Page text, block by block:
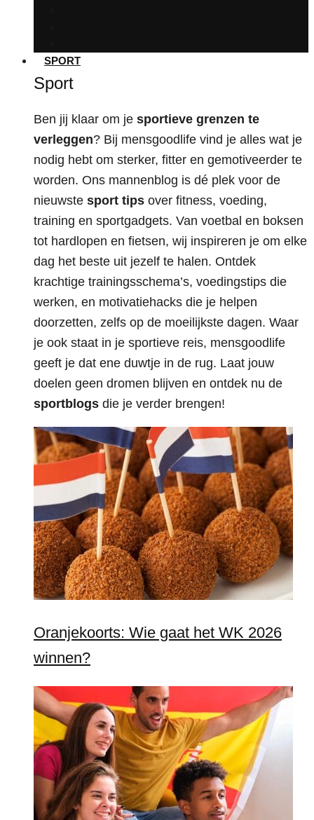
SPORT
Sport
Ben jij klaar om je sportieve grenzen te
verleggen? Bij mensgoodlife vind je alles wat je
nodig hebt om sterker, fitter en gemotiveerder te
worden. Ons mannenblog is dé plek voor de
nieuwste sport tips over fitness, voeding,
training en sportgadgets. Van voetbal en boksen
tot hardlopen en fietsen, wij inspireren je om elke
dag het beste uit jezelf te halen. Ontdek
krachtige trainingsschema’s, voedingstips die
werken, en motivatiehacks die je helpen
doorzetten, zelfs op de moeilijkste dagen. Waar
je ook staat in je sportieve reis, mensgoodlife
geeft je dat ene duwtje in de rug. Laat jouw
doelen geen dromen blijven en ontdek nu de
sportblogs die je verder brengen!
Oranjekoorts: Wie gaat het WK 2026
winnen?